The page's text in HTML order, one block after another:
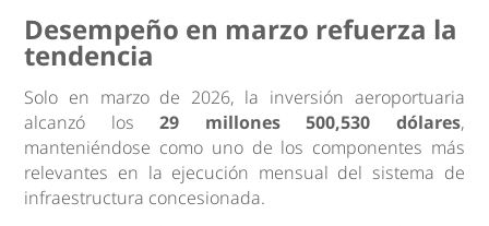
Desempeño en marzo refuerza la
tendencia
Solo en marzo de 2026, la inversión aeroportuaria
alcanzó los29 millones 500,530 dólares,
manteniéndose como uno de los componentes más
relevantes en la ejecución mensual del sistema de
infraestructura concesionada.